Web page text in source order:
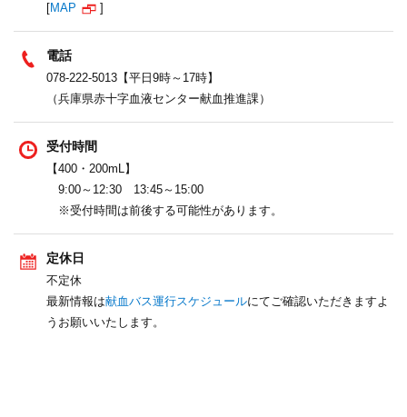
[MAP ]
電話
078-222-5013【平日9時～17時】
（兵庫県赤十字血液センター献血推進課）
受付時間
【400・200mL】
9:00～12:30 13:45～15:00
※受付時間は前後する可能性があります。
定休日
不定休
最新情報は献血バス運行スケジュールにてご確認いただきますよ
うお願いいたします。